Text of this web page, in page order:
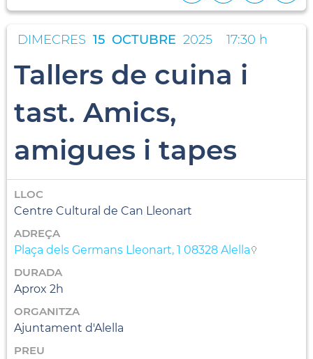
DIMECRES 15 OCTUBRE 2025 17:30 h
Tallers de cuina i
tast. Amics,
amigues i tapes
LLOC
Centre Cultural de Can Lleonart
ADREÇA
Plaça dels Germans Lleonart, 1 08328 Alella
DURADA
Aprox 2h
ORGANITZA
Ajuntament d'Alella
PREU